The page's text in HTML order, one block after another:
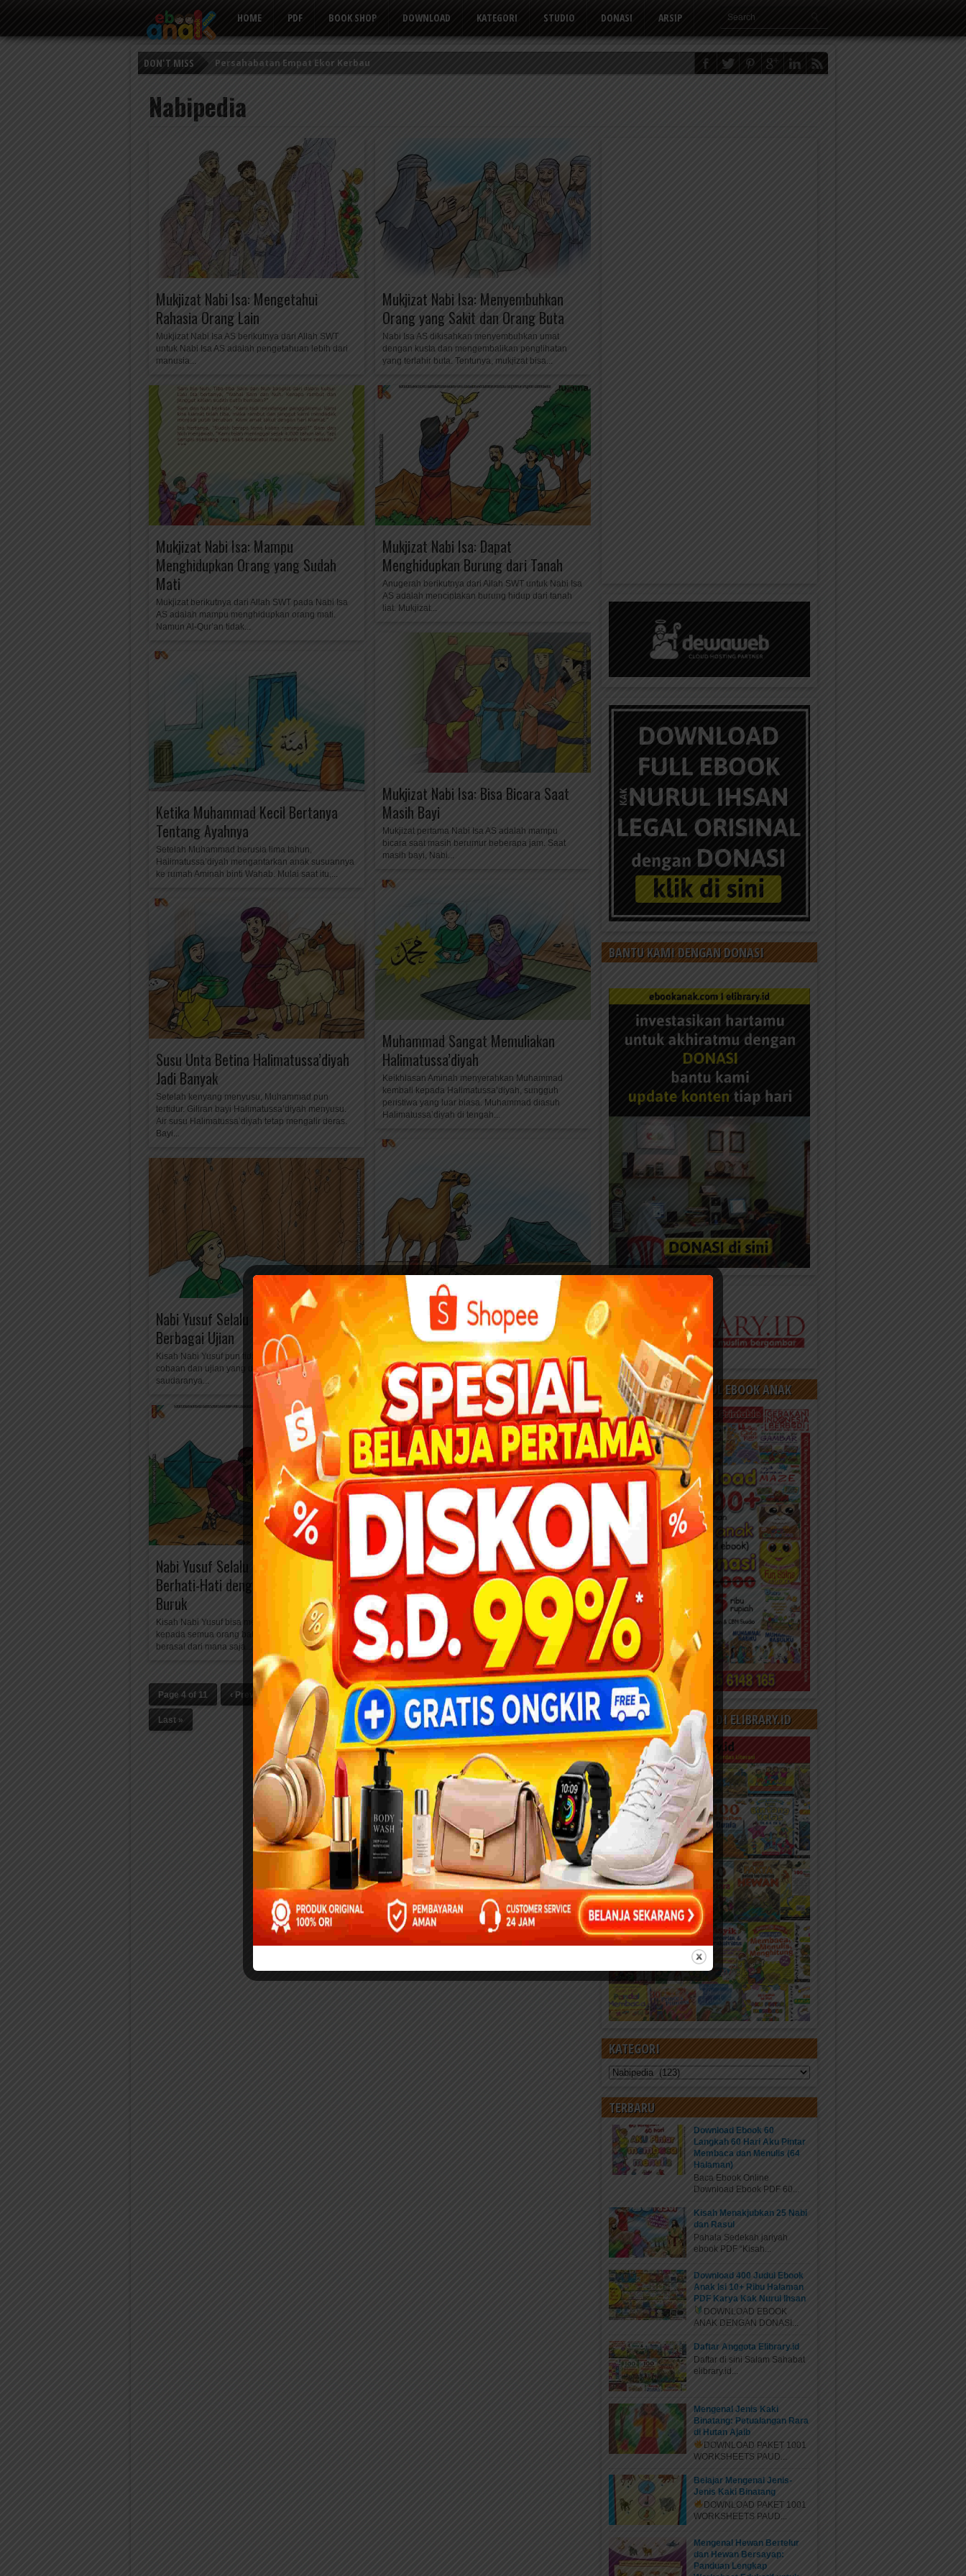
HOME PDF BOOK SHOP DOWNLOAD KATEGORI STUDIO DONASI ARSIP
DON'T MISS
Persahabatan Empat Ekor Kerbau
Kisah Keledai Pemalas yang Suka Mengeluh
Nabipedia
Mukjizat Nabi Isa: Mengetahui
Rahasia Orang Lain
Mukjizat Nabi Isa AS berikutnya dari Allah SWT
untuk Nabi Isa AS adalah pengetahuan lebih dari
manusia...
Mukjizat Nabi Isa: Menyembuhkan
Orang yang Sakit dan Orang Buta
Nabi Isa AS dikisahkan menyembuhkan umat
dengan kusta dan mengembalikan penglihatan
yang terlahir buta. Tentunya, mukjizat bisa...
Mukjizat Nabi Isa: Mampu
Menghidupkan Orang yang Sudah
Mati
Mukjizat berikutnya dari Allah SWT pada Nabi Isa
AS adalah mampu menghidupkan orang mati.
Namun Al-Qur’an tidak...
Mukjizat Nabi Isa: Dapat
Menghidupkan Burung dari Tanah
Anugerah berikutnya dari Allah SWT untuk Nabi Isa
AS adalah menciptakan burung hidup dari tanah
liat. Mukjizat...
Mukjizat Nabi Isa: Bisa Bicara Saat
Masih Bayi
Mukjizat pertama Nabi Isa AS adalah mampu
bicara saat masih berumur beberapa jam. Saat
masih bayi, Nabi...
Ketika Muhammad Kecil Bertanya
Tentang Ayahnya
Setelah Muhammad berusia lima tahun,
Halimatussa’diyah mengantarkan anak susuannya
ke rumah Aminah binti Wahab. Mulai saat itu,...
Muhammad Sangat Memuliakan
Halimatussa’diyah
Keikhlasan Aminah menyerahkan Muhammad
kembali kepada Halimatussa’diyah, sungguh
peristiwa yang luar biasa. Muhammad diasuh
Halimatussa’diyah di tengah...
Susu Unta Betina Halimatussa’diyah
Jadi Banyak
Setelah kenyang menyusu, Muhammad pun
tertidur. Giliran bayi Halimatussa’diyah menyusu.
Air susu Halimatussa’diyah tetap mengalir deras.
Bayi...
Air Susu Halima Lancar Saat
Menyusui Muhammad
Berikut ini adalah pengakuan Halimatussadiyah
apa adanya: “Setiba rombongan wanita dari Bani
Sa’ad di rumah Aminah, tidak...
Nabi Yusuf Selalu Bersabar dengan
Berbagai Ujian
Kisah Nabi Yusuf pun tidak luput dari berbagai
cobaan dan ujian yang dilaluinya. Akibat rasa iri
saudaranya...
Nabi Yusuf Tidak Sombong dengan
Kelebihannya
Kesombongan biasa dimiliki oleh manusia dan
membuatnya hanya mengundang iri dengki oleh
orang di sekitarnya. Hal ini...
Nabi Yusuf Selalu Waspada dan
Berhati-Hati dengan Kemungkinan
Buruk
Kisah Nabi Yusuf bisa memberikan pengingat
kepada semua orang bahwa hal huruk dapat
berasal dari mana saja....
Page 4 of 11 ‹ Previous 1 2 3 4 5 6 7 8 Next ›
Last »
BANTU KAMI DENGAN DONASI
DOWNLOAD 400 JUDUL EBOOK ANAK
BACA 3000+ KONTEN DI ELIBRARY.ID
KATEGORI
Kategori
TERBARU
Download Ebook 60
Langkah 60 Hari Aku Pintar
Membaca dan Menulis (64
Halaman)
Baca Ebook Online
Download Ebook PDF 60...
Kisah Menakjubkan 25 Nabi
dan Rasul
Pahala Sedekah jariyah
ebook PDF “Kisah...
Download 400 Judul Ebook
Anak Isi 10+ Ribu Halaman
PDF Karya Kak Nurul Ihsan
DOWNLOAD EBOOK
ANAK DENGAN DONASI...
Daftar Anggota Elibrary.id
Daftar di sini Salam Sahabat
elibrary.id...
Mengenal Jenis Kaki
Binatang: Petualangan Rara
di Hutan Ajaib
DOWNLOAD PAKET 1001
WORKSHEETS PAUD...
Belajar Mengenal Jenis-
Jenis Kaki Binatang
DOWNLOAD PAKET 1001
WORKSHEETS PAUD...
Mengenal Hewan Bertelur
dan Hewan Bersayap:
Panduan Lengkap